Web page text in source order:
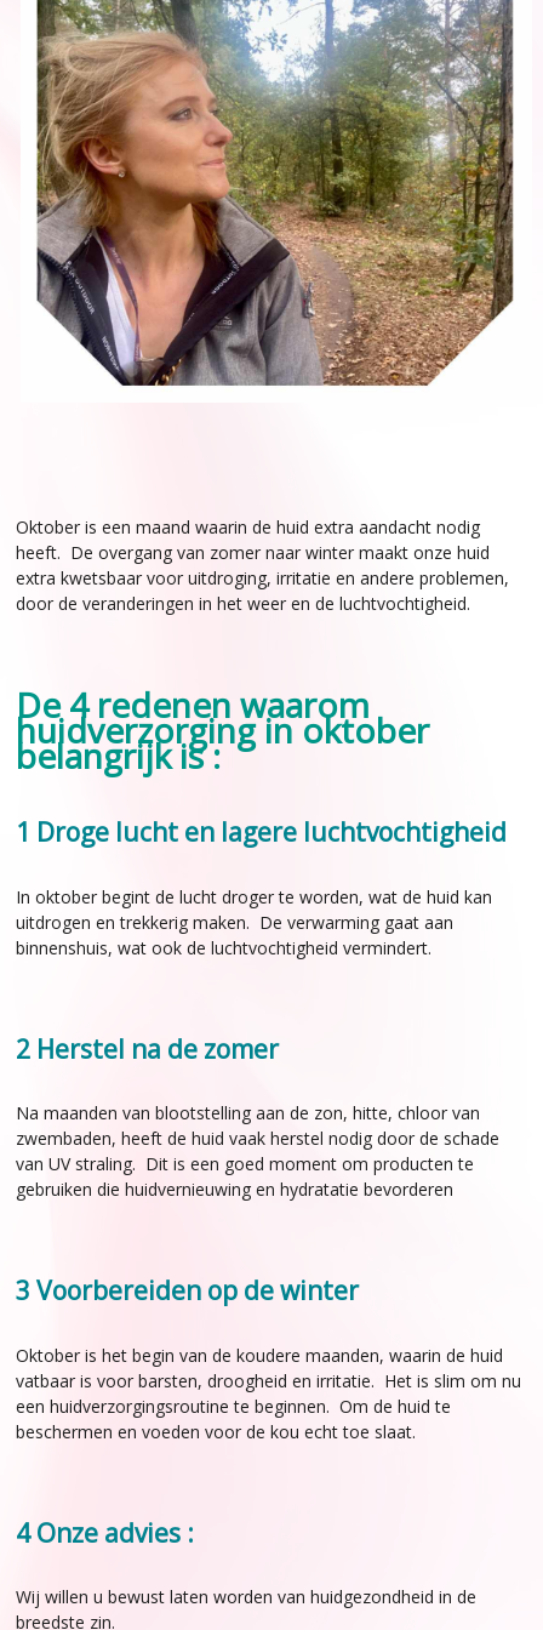
Oktober is een maand waarin de huid extra aandacht nodig
heeft. De overgang van zomer naar winter maakt onze huid
extra kwetsbaar voor uitdroging, irritatie en andere problemen,
door de veranderingen in het weer en de luchtvochtigheid.
De 4 redenen waarom
huidverzorging in oktober
belangrijk is :
1 Droge lucht en lagere luchtvochtigheid
In oktober begint de lucht droger te worden, wat de huid kan
uitdrogen en trekkerig maken. De verwarming gaat aan
binnenshuis, wat ook de luchtvochtigheid vermindert.
2 Herstel na de zomer
Na maanden van blootstelling aan de zon, hitte, chloor van
zwembaden, heeft de huid vaak herstel nodig door de schade
van UV straling. Dit is een goed moment om producten te
gebruiken die huidvernieuwing en hydratatie bevorderen
3 Voorbereiden op de winter
Oktober is het begin van de koudere maanden, waarin de huid
vatbaar is voor barsten, droogheid en irritatie. Het is slim om nu
een huidverzorgingsroutine te beginnen. Om de huid te
beschermen en voeden voor de kou echt toe slaat.
4 Onze advies :
Wij willen u bewust laten worden van huidgezondheid in de
breedste zin.